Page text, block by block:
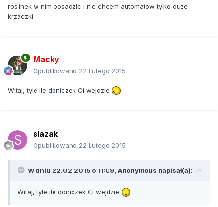
roslinek w nim posadzic i nie chcem automatow tylko duze
krzaczki
Macky
Opublikowano 22 Lutego 2015
Witaj, tyle ile doniczek Ci wejdzie
slazak
Opublikowano 22 Lutego 2015
W dniu 22.02.2015 o 11:09, Anonymous napisał(a):
Witaj, tyle ile doniczek Ci wejdzie